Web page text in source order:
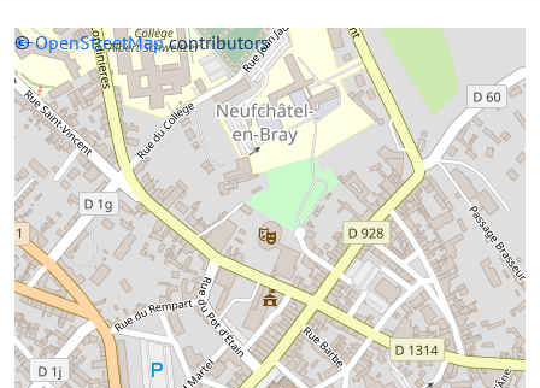
+−
©OpenStreetMapcontributors